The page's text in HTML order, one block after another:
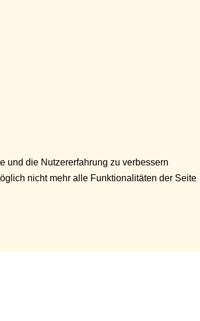
und die Nutzererfahrung zu verbessern
nicht mehr alle Funktionalitäten der Seite